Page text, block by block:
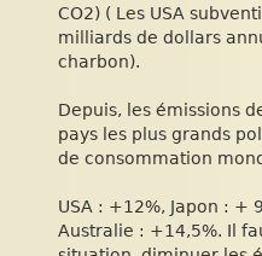
CO2) ( Les USA
milliards de dollars
charbon).
Depuis, les émissions
pays les plus grands
de consommation
USA : +12%, Japon : +
Australie : +14,5%. Il